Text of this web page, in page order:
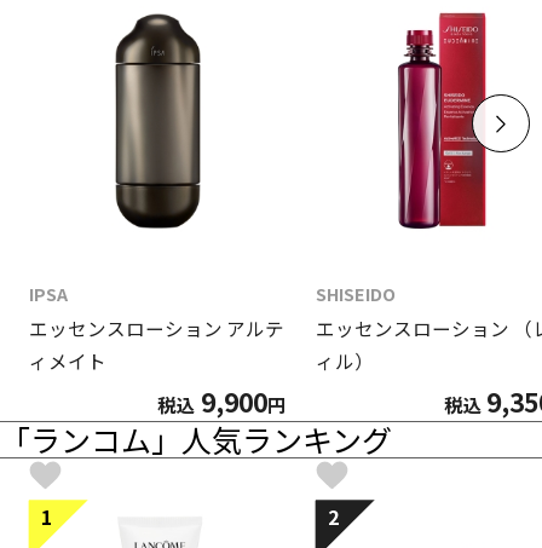
IPSA
エッセンスローション アルテ
ィメイト
税込 9,900円
SHISEIDO
エッセンスローション （
ィル）
税込
「ランコム」人気ランキング
1 2